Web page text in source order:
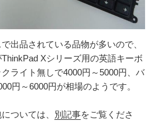
出品されている品物が多いので、
Xシリーズ用の英語キーボ
ライト無しで4000円～5000円、バ
円～6000円が相場のようです。
ついては、 別記事をご覧くださ